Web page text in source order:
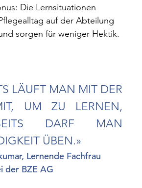
Die Lernsituationen
auf der Abteilung
sorgen für weniger Hektik.
LÄUFT MAN MIT DER
UM ZU LERNEN,
DARF MAN
ÜBEN.»
Lernende Fachfrau
der BZE AG